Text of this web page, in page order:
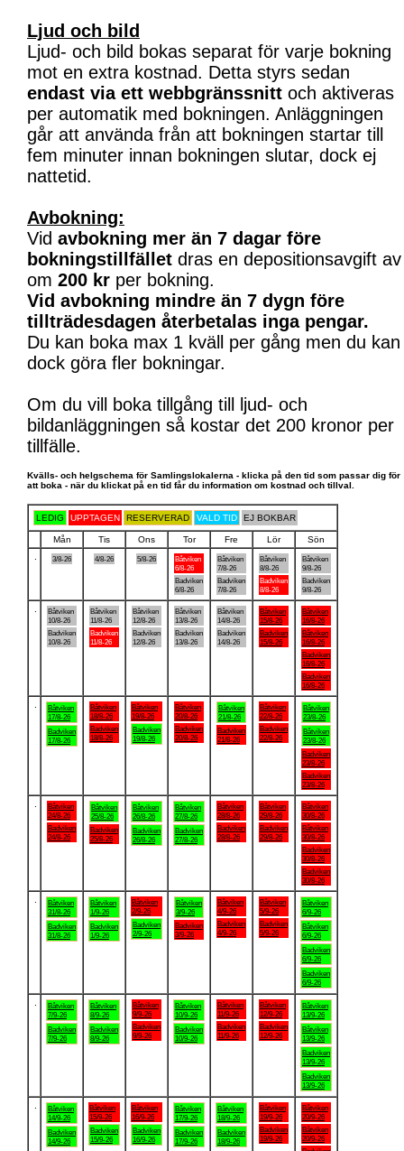
Ljud och bild
Ljud- och bild bokas separat för varje bokning
mot en extra kostnad. Detta styrs sedan
endast via ett webbgränssnitt och aktiveras
per automatik med bokningen. Anläggningen
går att använda från att bokningen startar till
fem minuter innan bokningen slutar, dock ej
nattetid.
Avbokning:
Vid avbokning mer än 7 dagar före
bokningstillfället dras en depositionsavgift av
om 200 kr per bokning.
Vid avbokning mindre än 7 dygn före
tillträdesdagen återbetalas inga pengar.
Du kan boka max 1 kväll per gång men du kan
dock göra fler bokningar.
Om du vill boka tillgång till ljud- och
bildanläggningen så kostar det 200 kronor per
tillfälle.
Kvälls- och helgschema för Samlingslokalerna - klicka på den tid som passar dig för
att boka - när du klickat på en tid får du information om kostnad och tillval.
LEDIG UPPTAGEN RESERVERAD VALD TID EJ BOKBAR
Mån Tis Ons Tor Fre Lör
Sön
3/8-26 4/8-26 5/8-26
Båtviken
6/8-26
Badviken
6/8-26
Båtviken
7/8-26
Badviken
7/8-26
Båtviken
8/8-26
Badviken
8/8-26
Båtviken
9/8-26
Badviken
9/8-26
Båtviken
10/8-26
Badviken
10/8-26
Båtviken
11/8-26
Badviken
11/8-26
Båtviken
12/8-26
Badviken
12/8-26
Båtviken
13/8-26
Badviken
13/8-26
Båtviken
14/8-26
Badviken
14/8-26
Båtviken
15/8-26
Badviken
15/8-26
Båtviken
16/8-26
Båtviken
16/8-26
Badviken
16/8-26
Badviken
16/8-26
Båtviken
17/8-26
Badviken
17/8-26
Båtviken
18/8-26
Badviken
18/8-26
Båtviken
19/8-26
Badviken
19/8-26
Båtviken
20/8-26
Badviken
20/8-26
Båtviken
21/8-26
Badviken
21/8-26
Båtviken
22/8-26
Badviken
22/8-26
Båtviken
23/8-26
Båtviken
23/8-26
Badviken
23/8-26
Badviken
23/8-26
Båtviken
24/8-26
Badviken
24/8-26
Båtviken
25/8-26
Badviken
25/8-26
Båtviken
26/8-26
Badviken
26/8-26
Båtviken
27/8-26
Badviken
27/8-26
Båtviken
28/8-26
Badviken
28/8-26
Båtviken
29/8-26
Badviken
29/8-26
Båtviken
30/8-26
Båtviken
30/8-26
Badviken
30/8-26
Badviken
30/8-26
Båtviken
31/8-26
Badviken
31/8-26
Båtviken
1/9-26
Badviken
1/9-26
Båtviken
2/9-26
Badviken
2/9-26
Båtviken
3/9-26
Badviken
3/9-26
Båtviken
4/9-26
Badviken
4/9-26
Båtviken
5/9-26
Badviken
5/9-26
Båtviken
6/9-26
Båtviken
6/9-26
Badviken
6/9-26
Badviken
6/9-26
Båtviken
7/9-26
Badviken
7/9-26
Båtviken
8/9-26
Badviken
8/9-26
Båtviken
9/9-26
Badviken
9/9-26
Båtviken
10/9-26
Badviken
10/9-26
Båtviken
11/9-26
Badviken
11/9-26
Båtviken
12/9-26
Badviken
12/9-26
Båtviken
13/9-26
Båtviken
13/9-26
Badviken
13/9-26
Badviken
13/9-26
Båtviken
14/9-26
Badviken
14/9-26
Båtviken
15/9-26
Badviken
15/9-26
Båtviken
16/9-26
Badviken
16/9-26
Båtviken
17/9-26
Badviken
17/9-26
Båtviken
18/9-26
Badviken
18/9-26
Båtviken
19/9-26
Badviken
19/9-26
Båtviken
20/9-26
Båtviken
20/9-26